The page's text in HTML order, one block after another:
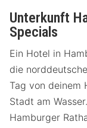
Unterkunft
Specials
Ein Hotel in
die
Tag von deinem
Stadt am
Hamburger